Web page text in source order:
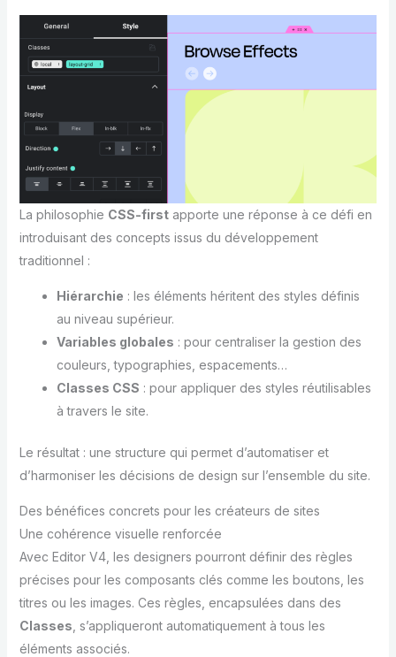
La philosophie CSS-firstapporte une réponse à ce défi en
introduisant des concepts issus du développement
traditionnel :
Hiérarchie : les éléments héritent des styles définis
au niveau supérieur.
Variables globales : pour centraliser la gestion des
couleurs, typographies, espacements…
Classes CSS : pour appliquer des styles réutilisables
à travers le site.
Le résultat : une structure qui permet d’automatiser et
d’harmoniser les décisions de design sur l’ensemble du site.
Des bénéfices concrets pour les créateurs de sites
Une cohérence visuelle renforcée
Avec Editor V4, les designers pourront définir des règles
précises pour les composants clés comme les boutons, les
titres ou les images. Ces règles, encapsulées dans des
Classes , s’appliqueront automatiquement à tous les
éléments associés.